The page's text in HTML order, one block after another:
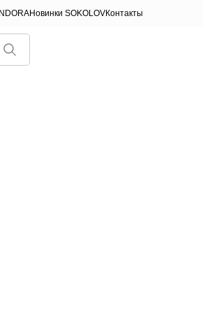
Новинки SOKOLOVКонтакты